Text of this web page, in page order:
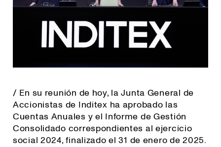
/ En su reunión de hoy, la Junta General de
Accionistas de Inditex ha aprobado las
Cuentas Anuales y el Informe de Gestión
Consolidado correspondientes al ejercicio
social 2024, finalizado el 31 de enero de 2025.